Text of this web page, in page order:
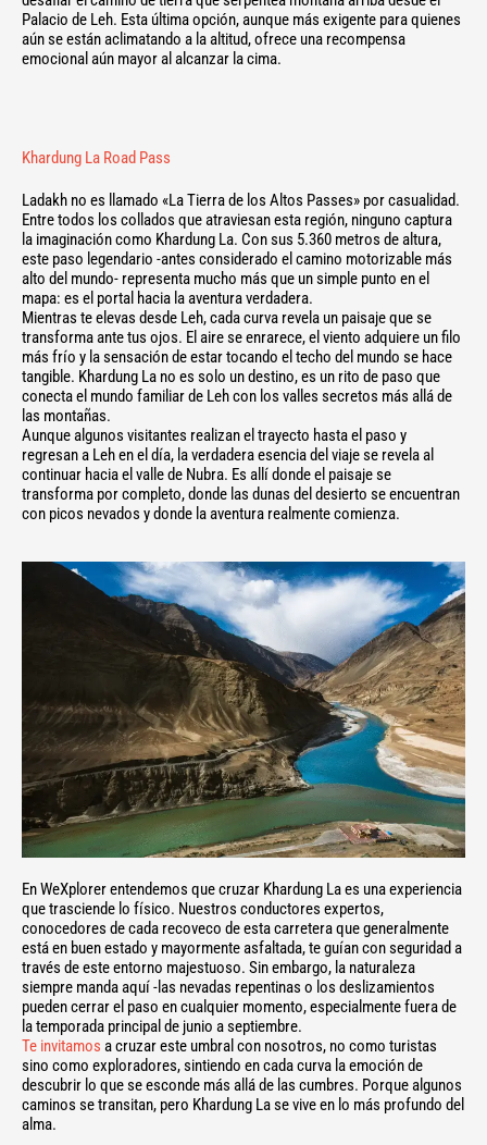
Palacio de Leh. Esta última opción, aunque más exigente para quienes
aún se están aclimatando a la altitud, ofrece una recompensa
emocional aún mayor al alcanzar la cima.
Khardung La Road Pass
Ladakh no es llamado «La Tierra de los Altos Passes» por casualidad.
Entre todos los collados que atraviesan esta región, ninguno captura
la imaginación como Khardung La. Con sus 5.360 metros de altura,
este paso legendario -antes considerado el camino motorizable más
alto del mundo- representa mucho más que un simple punto en el
mapa: es el portal hacia la aventura verdadera.
Mientras te elevas desde Leh, cada curva revela un paisaje que se
transforma ante tus ojos. El aire se enrarece, el viento adquiere un filo
más frío y la sensación de estar tocando el techo del mundo se hace
tangible. Khardung La no es solo un destino, es un rito de paso que
conecta el mundo familiar de Leh con los valles secretos más allá de
las montañas.
Aunque algunos visitantes realizan el trayecto hasta el paso y
regresan a Leh en el día, la verdadera esencia del viaje se revela al
continuar hacia el valle de Nubra. Es allí donde el paisaje se
transforma por completo, donde las dunas del desierto se encuentran
con picos nevados y donde la aventura realmente comienza.
En WeXplorer entendemos que cruzar Khardung La es una experiencia
que trasciende lo físico. Nuestros conductores expertos,
conocedores de cada recoveco de esta carretera que generalmente
está en buen estado y mayormente asfaltada, te guían con seguridad a
través de este entorno majestuoso. Sin embargo, la naturaleza
siempre manda aquí -las nevadas repentinas o los deslizamientos
pueden cerrar el paso en cualquier momento, especialmente fuera de
la temporada principal de junio a septiembre.
Te invitamos a cruzar este umbral con nosotros, no como turistas
sino como exploradores, sintiendo en cada curva la emoción de
descubrir lo que se esconde más allá de las cumbres. Porque algunos
caminos se transitan, pero Khardung La se vive en lo más profundo del
alma.